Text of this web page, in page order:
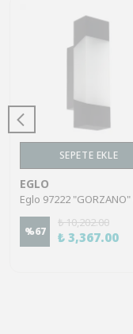
SEPETE EKLE
EGLO
%67
₺ 10,202.00
₺ 3,367.00